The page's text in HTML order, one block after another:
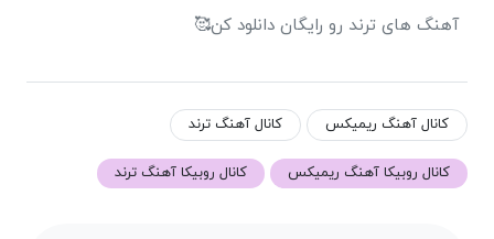
آهنگ های ترند رو رایگان دانلود کن🥰
کانال آهنگ ریمیکس کانال آهنگ ترند
کانال روبیکا آهنگ ریمیکس کانال روبیکا آهنگ ترند